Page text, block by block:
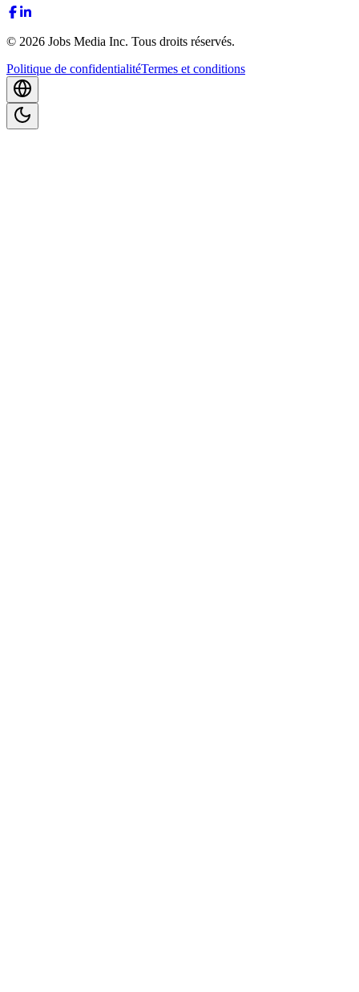
© 2026 Jobs Media Inc. Tous droits réservés.
Politique de confidentialitéTermes et conditions